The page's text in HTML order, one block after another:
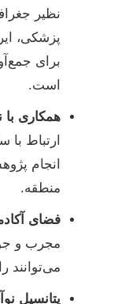
نظیر
پزشکی،
برای
است.
همکاری با
ارتباط با
انجام
منطقه.
فضای
مجرب و
می‌توانند
پتانسیل